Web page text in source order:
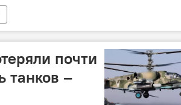
почти
танков –